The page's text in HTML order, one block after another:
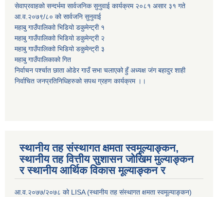
सेवाप्रवाहको सन्दर्भमा सार्वजनिक सुनुवाई कार्यक्रम २०८१ असार ३१ गते
आ.व.२०७९/८० को सार्वजनि सुनुवाई
महाबु गाउँपालिकाो भिडियो डकुमेन्ट्री १
महाबु गाउँपालिकाो भिडियो डकुमेन्ट्री २
महाबु गाउँपालिकाो भिडियो डकुमेन्ट्री ३
महाबु गाउँपालिकाको गित
निर्वाचन पर्श्चात छाता ओडेर गाउँ सभा चलाएको हुँ अध्यक्ष जंग बहादुर शाही
निर्वाचित जनप्रतिनिधिहरुको सपथ ग्रहण कार्यक्रम ।।
स्थानीय तह संस्थागत क्षमता स्वमूल्याङ्कन,
स्थानीय तह वित्तीय सुशासन जोखिम मुल्याङ्कन
र स्थानीय आर्थिक विकास मूल्याङ्कन र
आ.व.२०७७/२०७८ को LISA (स्थानीय तह संस्थागत क्षमता स्वमूल्याङ्कन)